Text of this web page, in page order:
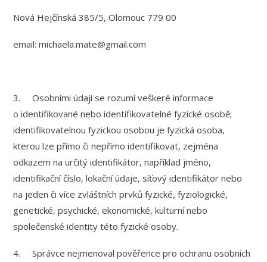
Nová Hejčínská 385/5, Olomouc 779 00
email: michaela.mate@gmail.com
3. Osobními údaji se rozumí veškeré informace
o identifikované nebo identifikovatelné fyzické osobě;
identifikovatelnou fyzickou osobou je fyzická osoba,
kterou lze přímo či nepřímo identifikovat, zejména
odkazem na určitý identifikátor, například jméno,
identifikační číslo, lokační údaje, síťový identifikátor nebo
na jeden či více zvláštních prvků fyzické, fyziologické,
genetické, psychické, ekonomické, kulturní nebo
společenské identity této fyzické osoby.
4. Správce nejmenoval pověřence pro ochranu osobních